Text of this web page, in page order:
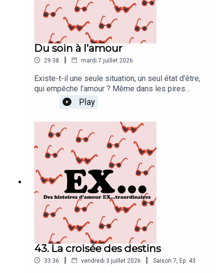
Du soin à l’amour
29:38 | mardi 7 juillet 2026
Existe-t-il une seule situation, un seul état d’être,
qui empêche l’amour ? Même dans les pires
situations morales, physiques, est-ce qu’on peut
être totalement interdit d’amour ? Anthony l’a
pourtant bien cru. Mais je n’arrête pas de vous le
dire : l’amour ne connaît pas de limites ![REDIFF]
Play
43. La croisée des destins
33:36 | vendredi 3 juillet 2026 | Saison 7, Ep. 43